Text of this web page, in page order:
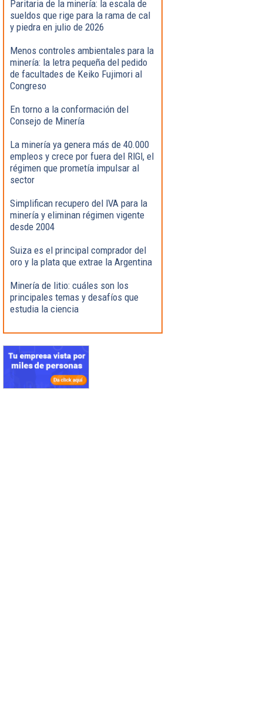
Paritaria de la minería: la escala de
sueldos que rige para la rama de cal
y piedra en julio de 2026
Menos controles ambientales para la
minería: la letra pequeña del pedido
de facultades de Keiko Fujimori al
Congreso
En torno a la conformación del
Consejo de Minería
La minería ya genera más de 40.000
empleos y crece por fuera del RIGI, el
régimen que prometía impulsar al
sector
Simplifican recupero del IVA para la
minería y eliminan régimen vigente
desde 2004
Suiza es el principal comprador del
oro y la plata que extrae la Argentina
Minería de litio: cuáles son los
principales temas y desafíos que
estudia la ciencia